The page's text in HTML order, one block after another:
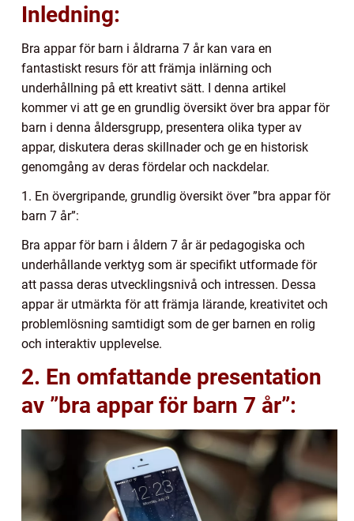
Inledning:
Bra appar för barn i åldrarna 7 år kan vara en
fantastiskt resurs för att främja inlärning och
underhållning på ett kreativt sätt. I denna artikel
kommer vi att ge en grundlig översikt över bra appar för
barn i denna åldersgrupp, presentera olika typer av
appar, diskutera deras skillnader och ge en historisk
genomgång av deras fördelar och nackdelar.
1. En övergripande, grundlig översikt över ”bra appar för
barn 7 år”:
Bra appar för barn i åldern 7 år är pedagogiska och
underhållande verktyg som är specifikt utformade för
att passa deras utvecklingsnivå och intressen. Dessa
appar är utmärkta för att främja lärande, kreativitet och
problemlösning samtidigt som de ger barnen en rolig
och interaktiv upplevelse.
2. En omfattande presentation
av ”bra appar för barn 7 år”: